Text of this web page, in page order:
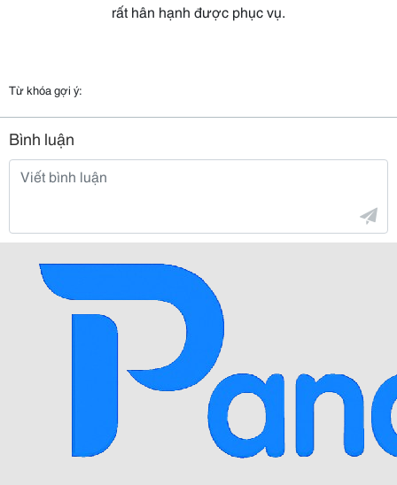
rất hân hạnh được phục vụ.
Từ khóa gợi ý:
Bình luận